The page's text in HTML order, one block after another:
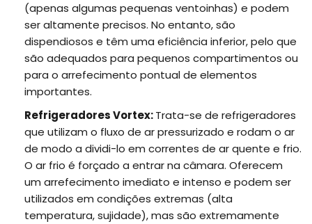
(apenas algumas pequenas ventoinhas) e podem
ser altamente precisos. No entanto, são
dispendiosos e têm uma eficiência inferior, pelo que
são adequados para pequenos compartimentos ou
para o arrefecimento pontual de elementos
importantes.
Refrigeradores Vortex:Trata-se de refrigeradores
que utilizam o fluxo de ar pressurizado e rodam o ar
de modo a dividi-lo em correntes de ar quente e frio.
O ar frio é forçado a entrar na câmara. Oferecem
um arrefecimento imediato e intenso e podem ser
utilizados em condições extremas (alta
temperatura, sujidade), mas são extremamente